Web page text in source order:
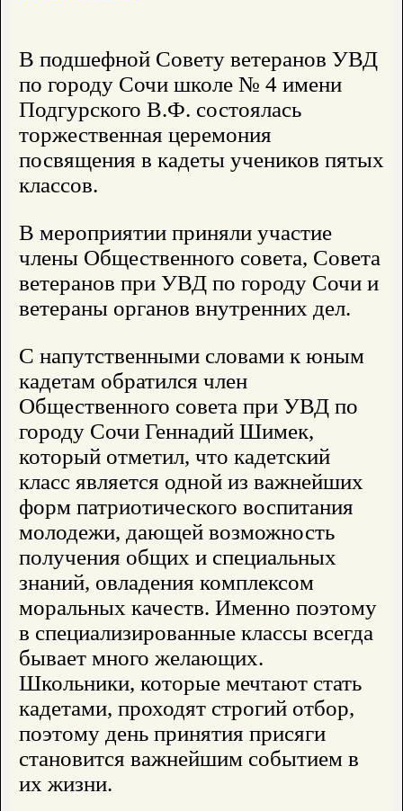
В подшефной Совету ветеранов УВД
по городу Сочи школе № 4 имени
Подгурского В.Ф. состоялась
торжественная церемония
посвящения в кадеты учеников пятых
классов.
В мероприятии приняли участие
члены Общественного совета, Совета
ветеранов при УВД по городу Сочи и
ветераны органов внутренних дел.
С напутственными словами к юным
кадетам обратился член
Общественного совета при УВД по
городу Сочи Геннадий Шимек,
который отметил, что кадетский
класс является одной из важнейших
форм патриотического воспитания
молодежи, дающей возможность
получения общих и специальных
знаний, овладения комплексом
моральных качеств. Именно поэтому
в специализированные классы всегда
бывает много желающих.
Школьники, которые мечтают стать
кадетами, проходят строгий отбор,
поэтому день принятия присяги
становится важнейшим событием в
их жизни.